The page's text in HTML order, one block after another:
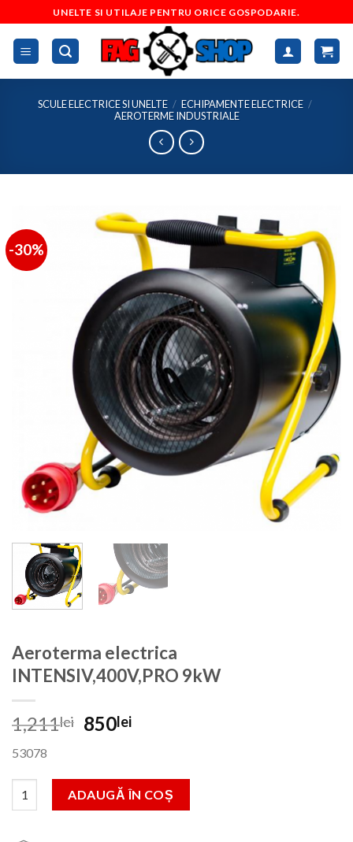
to
content
UNELTE SI UTILAJE PENTRU ORICE GOSPODARIE.
SCULE ELECTRICE SI UNELTE / ECHIPAMENTE ELECTRICE /
AEROTERME INDUSTRIALE
-30%
Aeroterma electrica
INTENSIV,400V,PRO 9kW
1,211lei Prețul
fost:
1,211lei.
850leiPrețul
850lei.
53078
Cantitate Aeroterma electrica INTENSIV,400V,PRO 9kW
ADAUGĂ ÎN COȘ